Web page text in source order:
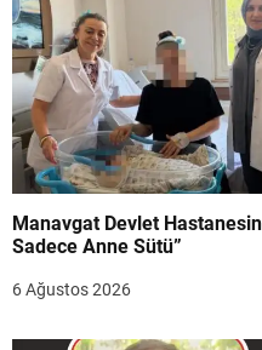
Manavgat Devlet
Sadece Anne Sütü”
6 Ağustos 2026